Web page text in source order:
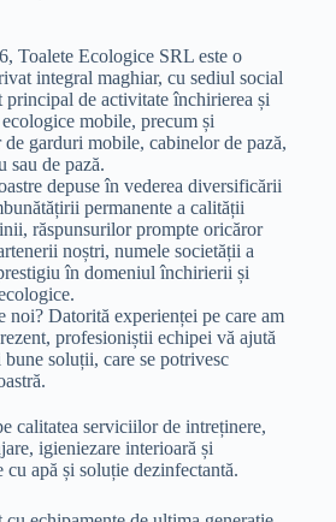
Toalete Ecologice SRL este o
integral maghiar, cu sediul social
principal de activitate închirierea și
mobile, precum și
garduri mobile, cabinelor de pază,
sau de pază.
depuse în vederea diversificării
permanente a calității
răspunsurilor prompte oricăror
noștri, numele societății a
în domeniul închirierii și
noi? Datorită experienței pe care am
profesioniștii echipei vă ajută
bune soluții, care se potrivesc
calitatea serviciilor de intreținere,
igieniezare interioară și
cu apă și soluție dezinfectantă.